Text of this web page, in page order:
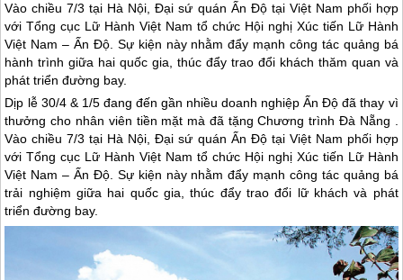
Vào chiều 7/3 tại Hà Nội, Đại sứ quán Ấn Độ tại Việt Nam phối hợp
với Tổng cục Lữ Hành Việt Nam tổ chức Hội nghị Xúc tiến Lữ Hành
Việt Nam – Ấn Độ. Sự kiện này nhằm đẩy mạnh công tác quảng bá
hành trình giữa hai quốc gia, thúc đẩy trao đổi khách thăm quan và
phát triển đường bay.
Dịp lễ 30/4 & 1/5 đang đến gần nhiều doanh nghiệp Ấn Độ đã thay vì
thưởng cho nhân viên tiền mặt mà đã tặng Chương trình Đà Nẵng .
Vào chiều 7/3 tại Hà Nội, Đại sứ quán Ấn Độ tại Việt Nam phối hợp
với Tổng cục Lữ Hành Việt Nam tổ chức Hội nghị Xúc tiến Lữ Hành
Việt Nam – Ấn Độ. Sự kiện này nhằm đẩy mạnh công tác quảng bá
trải nghiệm giữa hai quốc gia, thúc đẩy trao đổi lữ khách và phát
triển đường bay.